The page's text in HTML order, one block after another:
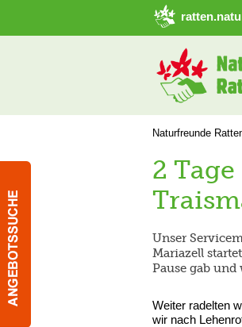
➜ Hauptregion der Seite anspringen
Naturfreunde
2
Unser
Mariazell
Pause gab
Weiter radelten
wir nach